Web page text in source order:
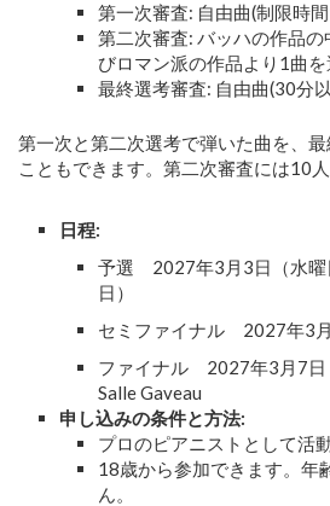
第一次審査: 自由曲(制限時
第二次審査: バッハの作品
びロマン派の作品より1曲
最終選考審査: 自由曲(30分
第一次と第二次選考で弾いた曲を、
こともできます。第二次審査には10人
日程:
予選 2027年3月3日（水曜
日）
セミファイナル 2027年3
ファイナル 2027年3月7日
Salle Gaveau
申し込みの条件と方法:
プロのピアニストとして活
18歳から参加できます。年
ん。